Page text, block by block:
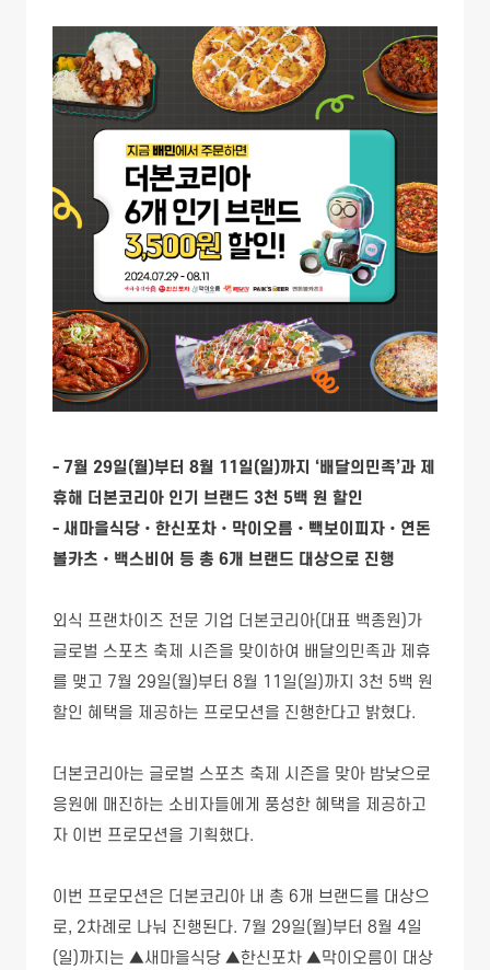
- 7월 29일(월)부터 8월 11일(일)까지 ‘배달의민족’과 제
휴해 더본코리아 인기 브랜드 3천 5백 원 할인
- 새마을식당•한신포차•막이오름•빽보이피자•연돈
볼카츠•백스비어 등 총 6개 브랜드 대상으로 진행
외식 프랜차이즈 전문 기업 더본코리아(대표 백종원)가
글로벌 스포츠 축제 시즌을 맞이하여 배달의민족과 제휴
를 맺고 7월 29일(월)부터 8월 11일(일)까지 3천 5백 원
할인 혜택을 제공하는 프로모션을 진행한다고 밝혔다.
더본코리아는 글로벌 스포츠 축제 시즌을 맞아 밤낮으로
응원에 매진하는 소비자들에게 풍성한 혜택을 제공하고
자 이번 프로모션을 기획했다.
이번 프로모션은 더본코리아 내 총 6개 브랜드를 대상으
로, 2차례로 나눠 진행된다. 7월 29일(월)부터 8월 4일
(일)까지는 ▲새마을식당 ▲한신포차 ▲막이오름이 대상